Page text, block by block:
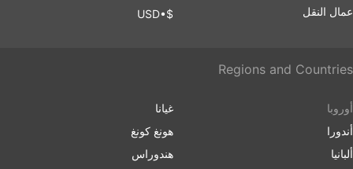
عمال النقل
$•USD
Regions and Countries
أوروبا
أندورا
ألبانيا
غيانا
هونغ كونغ
هندوراس